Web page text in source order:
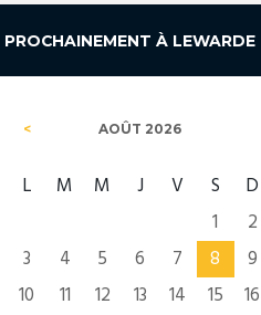
PROCHAINEMENT À LEWARDE
AOÛT 2026
L M M J V S
D
1
2
3
4 5 6 7 8
9
10
11 12 13 14 15
16